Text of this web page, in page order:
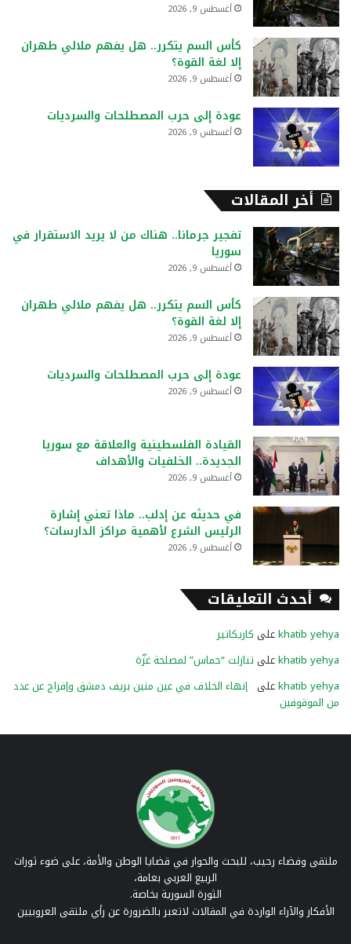
أغسطس 9, 2026
كأس السم يتكرر.. هل يفهم ملالي طهران
إلا لغة القوة؟
أغسطس 9, 2026
عودة إلى حرب المصطلحات والسرديات
أغسطس 9, 2026
أخر المقالات
تفجير جرمانا.. هناك من لا يريد الاستقرار في
سوريا
أغسطس 9, 2026
كأس السم يتكرر.. هل يفهم ملالي طهران
إلا لغة القوة؟
أغسطس 9, 2026
عودة إلى حرب المصطلحات والسرديات
أغسطس 9, 2026
القيادة الفلسطينية والعلاقة مع سوريا
الجديدة.. الخلفيات والأهداف
أغسطس 9, 2026
في حديثه عن إدلب.. ماذا تعني إشارة
الرئيس الشرع لأهمية مراكز الدارسات؟
أغسطس 9, 2026
أحدث التعليقات
khatib yehyaعلى كاريكاتير
khatib yehyaعلى تنازلت “حماس” لمصلحة غزّة
khatib yehyaعلى إنهاء الخلاف في عين منين بريف دمشق وإفراج عن عدد
من الموقوفين
ملتقى وفضاء رحيب، للبحث والحوار في قضايا الوطن والأمة، على ضوء ثورات
الربيع العربي بعامة،
الثورة السورية بخاصة.
الأفكار والآراء الواردة في المقالات لاتعبر بالضرورة عن رأي ملتقى العروبيين